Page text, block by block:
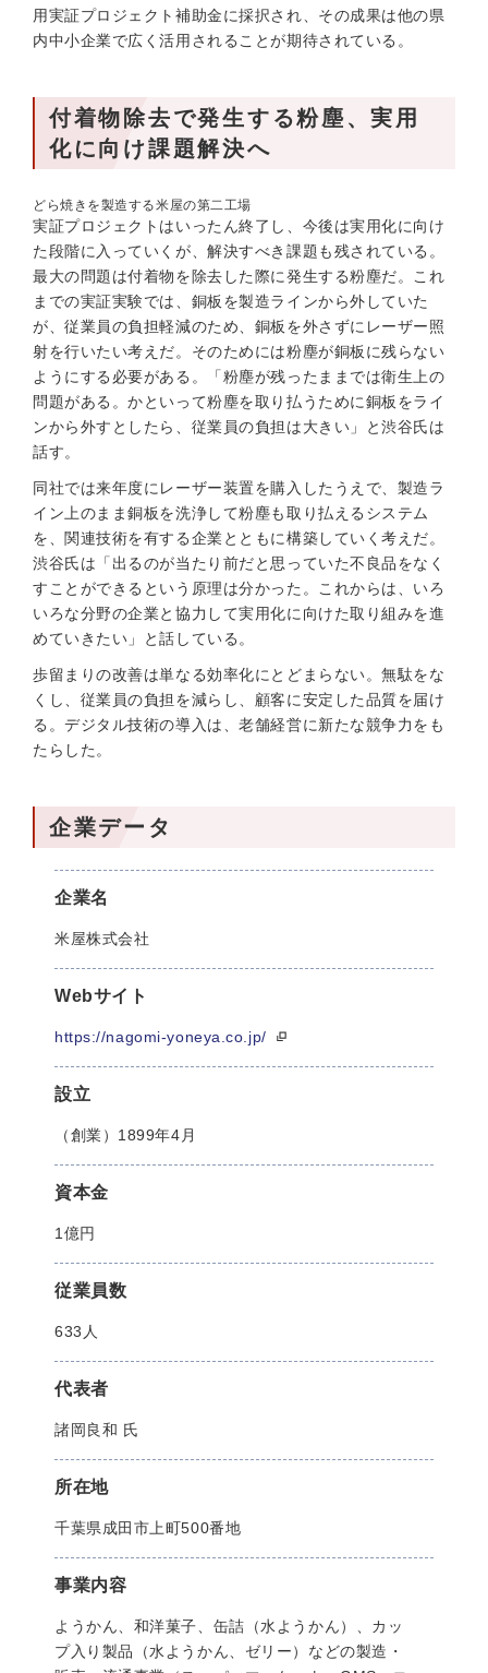
用実証プロジェクト補助金に採択され、その成果は他の県
内中小企業で広く活用されることが期待されている。
付着物除去で発生する粉塵、実用
化に向け課題解決へ
どら焼きを製造する米屋の第二工場
実証プロジェクトはいったん終了し、今後は実用化に向け
た段階に入っていくが、解決すべき課題も残されている。
最大の問題は付着物を除去した際に発生する粉塵だ。これ
までの実証実験では、銅板を製造ラインから外していた
が、従業員の負担軽減のため、銅板を外さずにレーザー照
射を行いたい考えだ。そのためには粉塵が銅板に残らない
ようにする必要がある。「粉塵が残ったままでは衛生上の
問題がある。かといって粉塵を取り払うために銅板をライ
ンから外すとしたら、従業員の負担は大きい」と渋谷氏は
話す。
同社では来年度にレーザー装置を購入したうえで、製造ラ
イン上のまま銅板を洗浄して粉塵も取り払えるシステム
を、関連技術を有する企業とともに構築していく考えだ。
渋谷氏は「出るのが当たり前だと思っていた不良品をなく
すことができるという原理は分かった。これからは、いろ
いろな分野の企業と協力して実用化に向けた取り組みを進
めていきたい」と話している。
歩留まりの改善は単なる効率化にとどまらない。無駄をな
くし、従業員の負担を減らし、顧客に安定した品質を届け
る。デジタル技術の導入は、老舗経営に新たな競争力をも
たらした。
企業データ
企業名
米屋株式会社
Webサイト
https://nagomi-yoneya.co.jp/
設立
（創業）1899年4月
資本金
1億円
従業員数
633人
代表者
諸岡良和 氏
所在地
千葉県成田市上町500番地
事業内容
ようかん、和洋菓子、缶詰（水ようかん）、カッ
プ入り製品（水ようかん、ゼリー）などの製造・